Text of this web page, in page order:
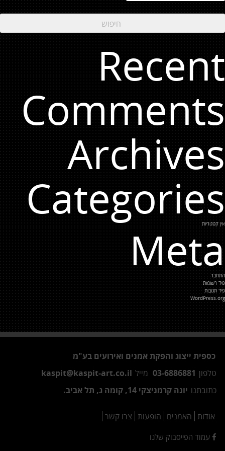
Recent
Comments
Archives
Categories
אין קטגוריות
Meta
התחבר
פיד רשומות
פיד תגובות
WordPress.org
כספית ייצוג והפקת אמנים ואירועים בע"מ
טלפון 03-6886881 מייל kaspit@kaspit-art.co.il
כתובתנו יונה קרמניצקי 14, קומה ג, תל אביב.
אודות האמנים הופעות צרו קשר
עמוד הפייסבוק שלנו